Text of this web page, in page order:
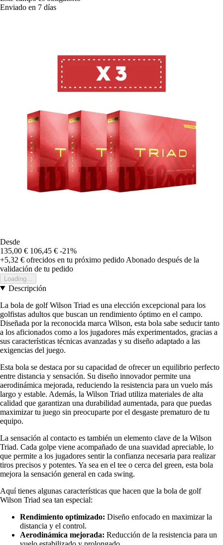
Enviado en 7 días
Desde
135,00 € 106,45 € -21%
+5,32 € ofrecidos en tu próximo pedido Abonado después de la
validación de tu pedido
Loading...
Descripción
La bola de golf Wilson Triad es una elección excepcional para los
golfistas adultos que buscan un rendimiento óptimo en el campo.
Diseñada por la reconocida marca Wilson, esta bola sabe seducir tanto
a los aficionados como a los jugadores más experimentados, gracias a
sus características técnicas avanzadas y su diseño adaptado a las
exigencias del juego.
Esta bola se destaca por su capacidad de ofrecer un equilibrio perfecto
entre distancia y sensación. Su diseño innovador permite una
aerodinámica mejorada, reduciendo la resistencia para un vuelo más
largo y estable. Además, la Wilson Triad utiliza materiales de alta
calidad que garantizan una durabilidad aumentada, para que puedas
maximizar tu juego sin preocuparte por el desgaste prematuro de tu
equipo.
La sensación al contacto es también un elemento clave de la Wilson
Triad. Cada golpe viene acompañado de una suavidad apreciable, lo
que permite a los jugadores sentir la confianza necesaria para realizar
tiros precisos y potentes. Ya sea en el tee o cerca del green, esta bola
mejora la sensación general en cada swing.
Aquí tienes algunas características que hacen que la bola de golf
Wilson Triad sea tan especial:
Rendimiento optimizado: Diseño enfocado en maximizar la
distancia y el control.
Aerodinámica mejorada: Reducción de la resistencia para un